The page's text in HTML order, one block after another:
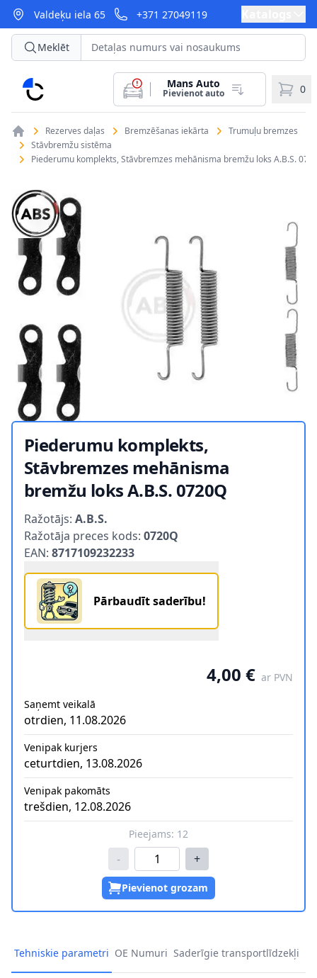
Valdeķu iela 65 +371 27049119
CarParts
Meklēt
Mans Auto
Pievienot auto 0
Rezerves daļas Bremzēšanas iekārta
Trumuļu bremzes
Stāvbremžu sistēma
Piederumu komplekts, Stāvbremzes mehānisma bremžu loks A.B.S.
Piederumu komplekts,
Stāvbremzes mehānisma
bremžu loks A.B.S. 0720Q
Ražotājs: A.B.S.
Ražotāja preces kods: 0720Q
EAN: 8717109232233
Pārbaudīt saderību!
4,00 € ar PVN
Saņemt veikalā
otrdien, 11.08.2026
Venipak kurjers
ceturtdien, 13.08.2026
Venipak pakomāts
trešdien, 12.08.2026
Pieejams: 12
- +
Pievienot grozam
Tehniskie parametri OE Numuri Saderīgie transportlīdzekļi